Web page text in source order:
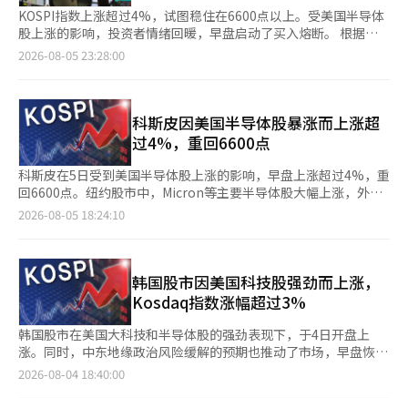
KOSPI指数上涨超过4%，试图稳住在6600点以上。受美国半导体
股上涨的影响，投资者情绪回暖，早盘启动了买入熔断。 根据韩
国交易所的数据，截至下午1时36分，KOSPI指数较前一交易日上
断。这是KOSPI市场的第23次买入熔断。 在证券市场上，个人投
资者净卖出16896亿韩元，而外国投资者和机构分别净买入15045
亿韩元和1472亿韩元，推动了指数上涨。 KOSPI市值前列的股票
普遍上涨。三星电机（13.84%）、三星物产（7.44%）、SK海力
士（6.98%）、SK广场（6.23%）、现代汽车（3.82%）、三星生
命（3.24%）、三星电子（3.13%）、LG能源解决方案
（1.67%）、KB金融（1.24%）、三星生物制药（1.02%）等均有
所上涨。 新韩投资证券的研究员姜振赫分析称：“由于油价和利
KOSPI市场启动了买入熔断。” 同一时间，KOSDAQ指数较前一交
易日上涨17.20点（2.20%），报797.92点。该指数当天以794.93
点（上涨14.21点，1.82%）开盘。 在KOSDAQ市场上，外国投资
者和机构分别净卖出4189亿韩元和650亿韩元，而个人投资者则净
买入4767亿韩元，吸纳了这些资金。 在市值前列的股票中，除了
EcoProBM（-1.07%）外，其他股票均上涨。
IoTechnics（7.28%）、Jusung Engineering（4.71%）、
Alteogen（3.93%）、HLB（3.78%）、Rino工业（3.11%）、
2026-08-05 23:28:00
科斯皮因美国半导体股暴涨而上涨超
过4%，重回6600点
科斯皮在5日受到美国半导体股上涨的影响，早盘上涨超过4%，重
回6600点。纽约股市中，Micron等主要半导体股大幅上涨，外资
买入潮推动指数上升。 根据韩国交易所的数据，截至上午9时07
6603.48点，随后继续扩大涨幅。 在证券市场上，个人和机构分别
净卖出3576亿韩元和1853亿韩元。相反，外资则独自净买入5105
亿韩元，推动指数上涨。 科斯皮市值前列的股票普遍表现强劲。
三星电机（上涨11.39%）、SK Square（上涨7.64%）、SK海力
士（上涨5.71%）、三星生命（上涨5.40%）、三星物产（上涨
5.27%）、三星电子（上涨4.58%）、KB金融（上涨3.44%）、现
代汽车（上涨3.06%）、LG能源解决方案（上涨2.89%）、三星生
物制药（上涨0.61%）等均有所上涨。 同一时间，科斯达克指数较
2026-08-05 18:24:10
韩国股市因美国科技股强劲而上涨，
Kosdaq指数涨幅超过3%
韩国股市在美国大科技和半导体股的强劲表现下，于4日开盘上
涨。同时，中东地缘政治风险缓解的预期也推动了市场，早盘恢复
至6300点以上。 根据韩国交易所的数据，截至上午9时6分，
2026-08-04 18:40:00